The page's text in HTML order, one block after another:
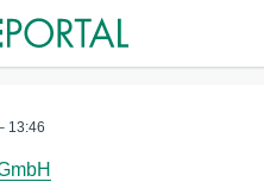
13:46